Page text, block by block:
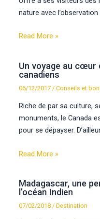
nature avec
Read More »
Un voyage au cœur
canadiens
06/12/2017 /Conseils et
Riche de par sa culture,
monuments, le Canada
pour se dépayser.
Read More »
Madagascar, une
l’océan Indien
07/02/2018/Destination